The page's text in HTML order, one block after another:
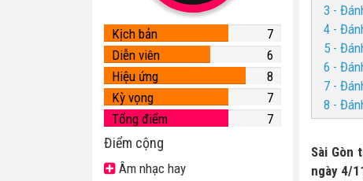
Kịch bản
7
Diễn viên
6
Hiệu ứng
8
Kỳ vọng
7
Tổng điểm
7
Điểm cộng
Âm nhạc hay
3 -
4 -
5 -
6 -
7 -
8 -
Sài Gòn
ngày 4/